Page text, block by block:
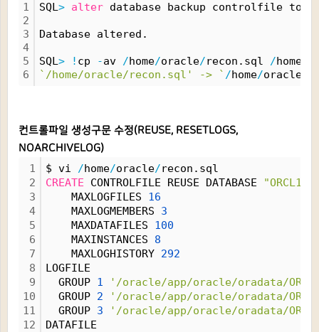
1
2
3
4
5
6
SQL> alter database backup controlfile to
Database altered.
SQL> ! cp -av /home/oracle/recon.sql /home
`/home/oracle/recon.sql' -> ` /home/oracle
컨트롤파일 생성구문 수정(REUSE, RESETLOGS,
NOARCHIVELOG)
1
2
3
4
5
6
7
8
9
10
11
12
$ vi /home/oracle/recon.sql
CREATE CONTROLFILE REUSE DATABASE "ORCL11"
MAXLOGFILES 16
MAXLOGMEMBERS 3
MAXDATAFILES 100
MAXINSTANCES 8
MAXLOGHISTORY 292
LOGFILE
GROUP 1
'/oracle/app/oracle/oradata/
GROUP 2
'/oracle/app/oracle/oradata/
GROUP 3
'/oracle/app/oracle/oradata/
DATAFILE